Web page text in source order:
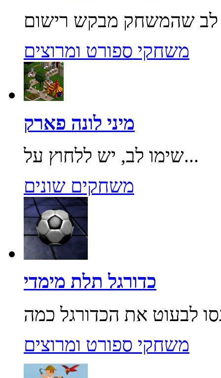
משחקי ספורט ומרוצים
מיני לונה פארק
שימו לב, יש ללחוץ על...
משחקים שונים
כדורגל תלת מימדי
משחקי ספורט ומרוצים